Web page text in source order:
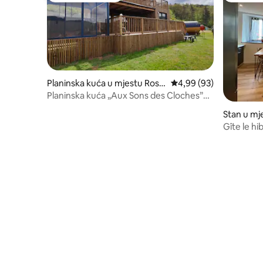
Planinska kuća u mjestu Rost
eig
prosječna ocjena 4,99
4,99 (93)
Planinska kuća „Aux Sons des Cloches”
Stan u
Gîte le